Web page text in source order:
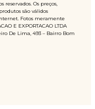
reservados. Os preços,
são válidos
Fotos meramente
E EXPORTACAO LTDA
De Lima, 493 – Bairro Bom